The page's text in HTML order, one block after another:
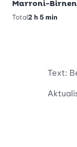
Marroni-
Total2 h 5 min
Text: